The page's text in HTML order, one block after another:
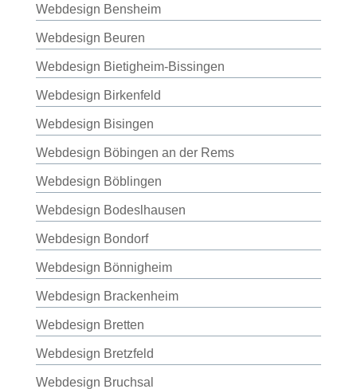
Webdesign Bensheim
Webdesign Beuren
Webdesign Bietigheim-Bissingen
Webdesign Birkenfeld
Webdesign Bisingen
Webdesign Böbingen an der Rems
Webdesign Böblingen
Webdesign Bodeslhausen
Webdesign Bondorf
Webdesign Bönnigheim
Webdesign Brackenheim
Webdesign Bretten
Webdesign Bretzfeld
Webdesign Bruchsal